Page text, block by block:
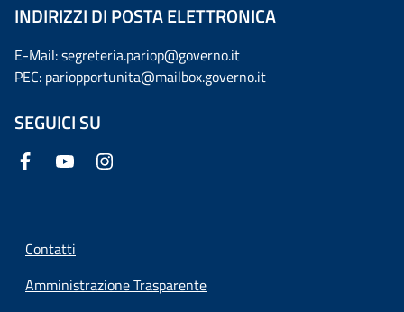
INDIRIZZI DI POSTA ELETTRONICA
E-Mail: segreteria.pariop@governo.it
PEC: pariopportunita@mailbox.governo.it
SEGUICI SU
Contatti
Amministrazione Trasparente